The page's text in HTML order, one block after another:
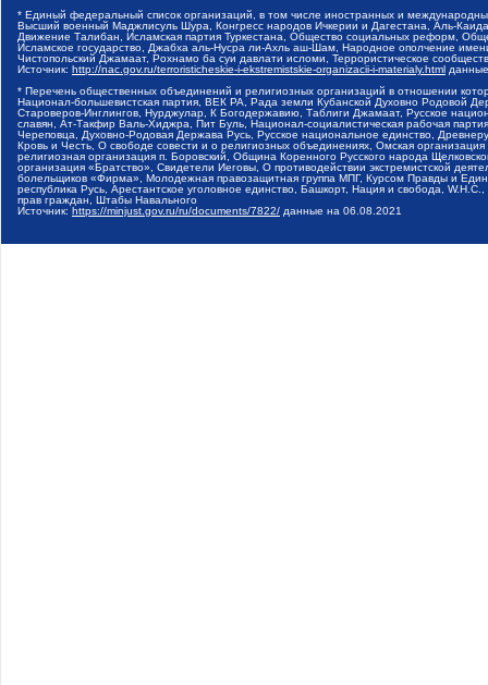
* Единый федеральный список организаций, в том числе иностранных и
Высший военный Маджлисуль Шура, Конгресс народов Ичкерии и Дагестана, Аль-
Движение Талибан, Исламская партия Туркестана, Общество социальных реформ,
Исламское государство, Джабха аль-Нусра ли-Ахль аш-Шам, Народное ополчение
Чистопольский Джамаат, Рохнамо ба суи давлати исломи, Террористическое
Источник: http://nac.gov.ru/terroristicheskie-i-ekstremistskie-organizacii-i-materialy.html
* Перечень общественных объединений и религиозных организаций в отношении
Национал-большевистская партия, ВЕК РА, Рада земли Кубанской Духовно Родовой
Староверов-Инглингов, Нурджулар, К Богодержавию, Таблиги Джамаат, Русское
славян, Ат-Такфир Валь-Хиджра, Пит Буль, Национал-социалистическая рабочая
Череповца, Духовно-Родовая Держава Русь, Русское национальное единство,
Кровь и Честь, О свободе совести и о религиозных объединениях, Омская
религиозная организация п. Боровский, Община Коренного Русского народа
организация «Братство», Свидетели Иеговы, О противодействии экстремистской
болельщиков «Фирма», Молодежная правозащитная группа МПГ, Курсом Правды и
республика Русь, Арестантское уголовное единство, Башкорт, Нация и свобода,
прав граждан, Штабы Навального
Источник: https://minjust.gov.ru/ru/documents/7822/ данные на 06.08.2021